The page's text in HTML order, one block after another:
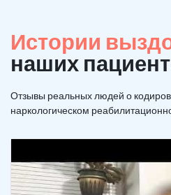
Истории
наших
Отзывы реальных людей о
наркологическом